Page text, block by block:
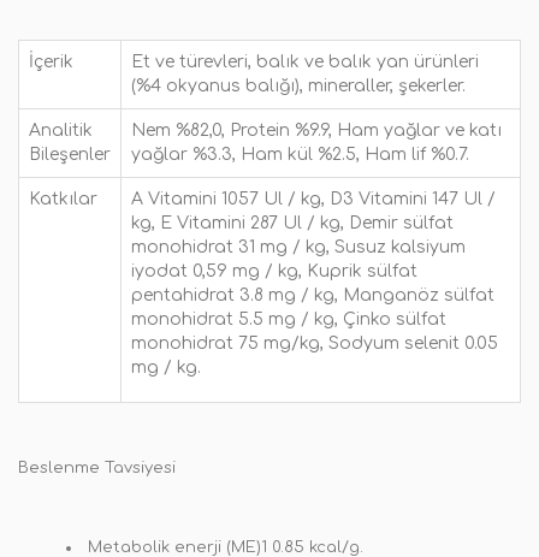
İçerik
Et ve türevleri, balık ve balık yan ürünleri
(%4 okyanus balığı), mineraller, şekerler.
Analitik
Bileşenler
Nem %82,0, Protein %9.9, Ham yağlar ve katı
yağlar %3.3, Ham kül %2.5, Ham lif %0.7.
Katkılar
A Vitamini 1057 Ul / kg, D3 Vitamini 147 Ul /
kg, E Vitamini 287 Ul / kg, Demir sülfat
monohidrat 31 mg / kg, Susuz kalsiyum
iyodat 0,59 mg / kg, Kuprik sülfat
pentahidrat 3.8 mg / kg, Manganöz sülfat
monohidrat 5.5 mg / kg, Çinko sülfat
monohidrat 75 mg/kg, Sodyum selenit 0.05
mg / kg.
Beslenme Tavsiyesi
Metabolik enerji (ME)1 0.85 kcal/g.